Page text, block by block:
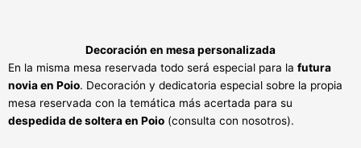
Decoración en mesa personalizada
En la misma mesa reservada todo será especial para la futura
novia en Poio. Decoración y dedicatoria especial sobre la propia
mesa reservada con la temática más acertada para su
despedida de soltera en Poio (consulta con nosotros).